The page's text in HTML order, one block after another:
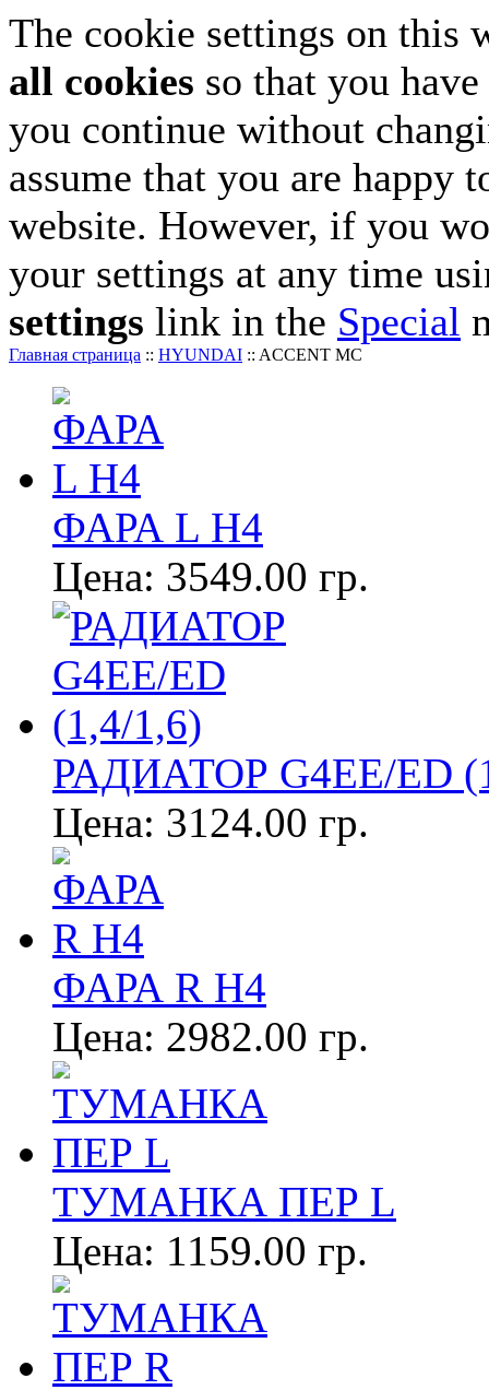
The cookie settings on this
all cookies so that you
you continue without
assume that you are happy
website. However, if you
your settings at any time
settings link in the Special
Главная страница :: HYUNDAI :: ACCENT MC
ФАРА L Н4
Цена: 3549.00 гр.
РАДИАТОР G4EE/ED
Цена: 3124.00 гр.
ФАРА R Н4
Цена: 2982.00 гр.
ТУМАНКА ПЕР L
Цена: 1159.00 гр.